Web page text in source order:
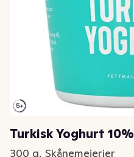
Turkisk Yoghurt 10%
300 g, Skånemejerier